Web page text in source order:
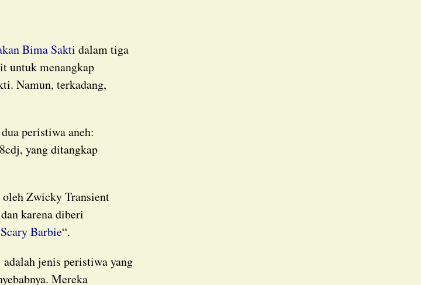
Bima Sakti dalam tiga
untuk menangkap
Namun, terkadang,
yang ditangkap
karena diberi
Scary Barbie“.
Mereka